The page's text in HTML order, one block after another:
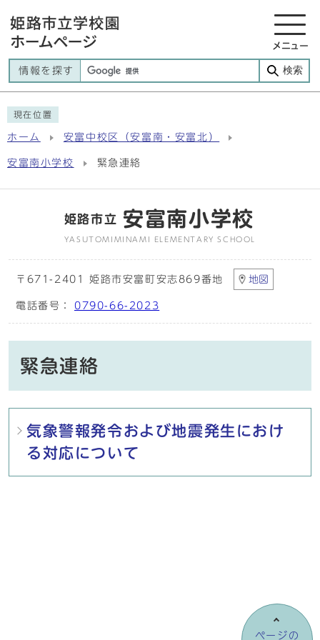
メニュー
情報を探す 検索
現在位置
ホーム 安富中校区（安富南・安富北）
安富南小学校 緊急連絡
姫路市立 安富南小学校
YASUTOMIMINAMI ELEMENTARY SCHOOL
〒671-2401 姫路市安富町安志869番地 地図
電話番号： 0790-66-2023
緊急連絡
メインメニュー
気象警報発令および地震発生におけ
る対応について
ページの